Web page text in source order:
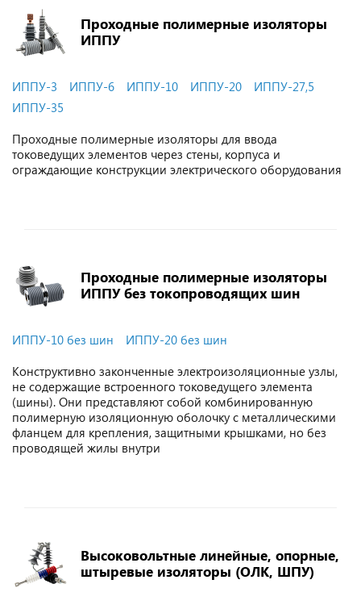
Проходные полимерные изоляторы
ИППУ
ИППУ-3 ИППУ-6 ИППУ-10 ИППУ-20
ИППУ-27,5
ИППУ-35
Проходные полимерные изоляторы для ввода
токоведущих элементов через стены, корпуса и
ограждающие конструкции электрического оборудования
Проходные полимерные изоляторы
ИППУ без токопроводящих шин
ИППУ-10 без шин
ИППУ-20 без шин
Конструктивно законченные электроизоляционные узлы,
не содержащие встроенного токоведущего элемента
(шины). Они представляют собой комбинированную
полимерную изоляционную оболочку с металлическими
фланцем для крепления, защитными крышками, но без
проводящей жилы внутри
Высоковольтные линейные, опорные,
штыревые изоляторы (ОЛК, ШПУ)